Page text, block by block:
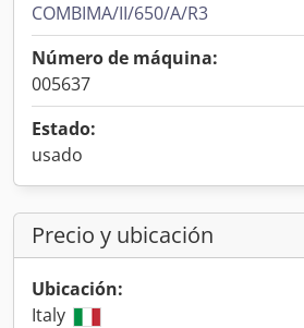
COMBIMA/II/650/A/R3
Número de máquina:
005637
Estado:
usado
Precio y ubicación
Ubicación:
Italy